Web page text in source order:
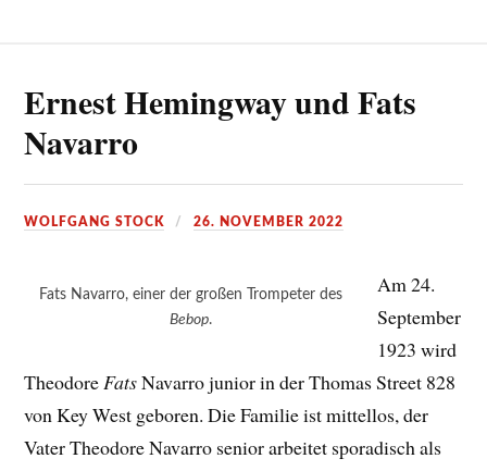
Ernest Hemingway und Fats
Navarro
WOLFGANG STOCK 26. NOVEMBER 2022
Fats Navarro, einer der großen Trompeter des
Bebop.
Am 24.
September
1923 wird
TheodoreFatsNavarro junior in der Thomas Street 828
von Key West geboren. Die Familie ist mittellos, der
Vater Theodore Navarro senior arbeitet sporadisch als